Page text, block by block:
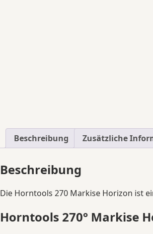
Beschreibung Zusätzliche
Beschreibung
Die Horntools 270 Markise Horizon ist
Horntools 270° Markise